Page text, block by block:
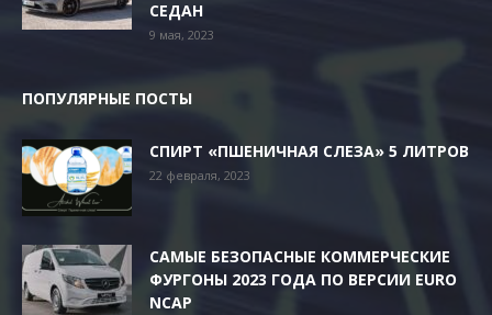
СЕДАН
9 мая, 2023
ПОПУЛЯРНЫЕ ПОСТЫ
СПИРТ «ПШЕНИЧНАЯ СЛЕЗА» 5 ЛИТРОВ
22 февраля, 2023
САМЫЕ БЕЗОПАСНЫЕ КОММЕРЧЕСКИЕ
ФУРГОНЫ 2023 ГОДА ПО ВЕРСИИ EURO
NCAP